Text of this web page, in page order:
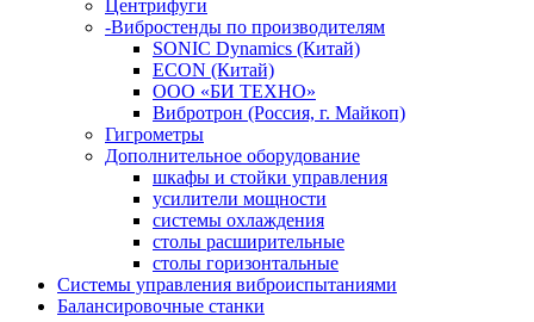
Центрифуги
-Вибростенды по производителям
SONIC Dynamics (Китай)
ECON (Китай)
ООО «БИ ТЕХНО»
Вибротрон (Россия, г. Майкоп)
Гигрометры
Дополнительное оборудование
шкафы и стойки управления
усилители мощности
системы охлаждения
столы расширительные
столы горизонтальные
Системы управления виброиспытаниями
Балансировочные станки